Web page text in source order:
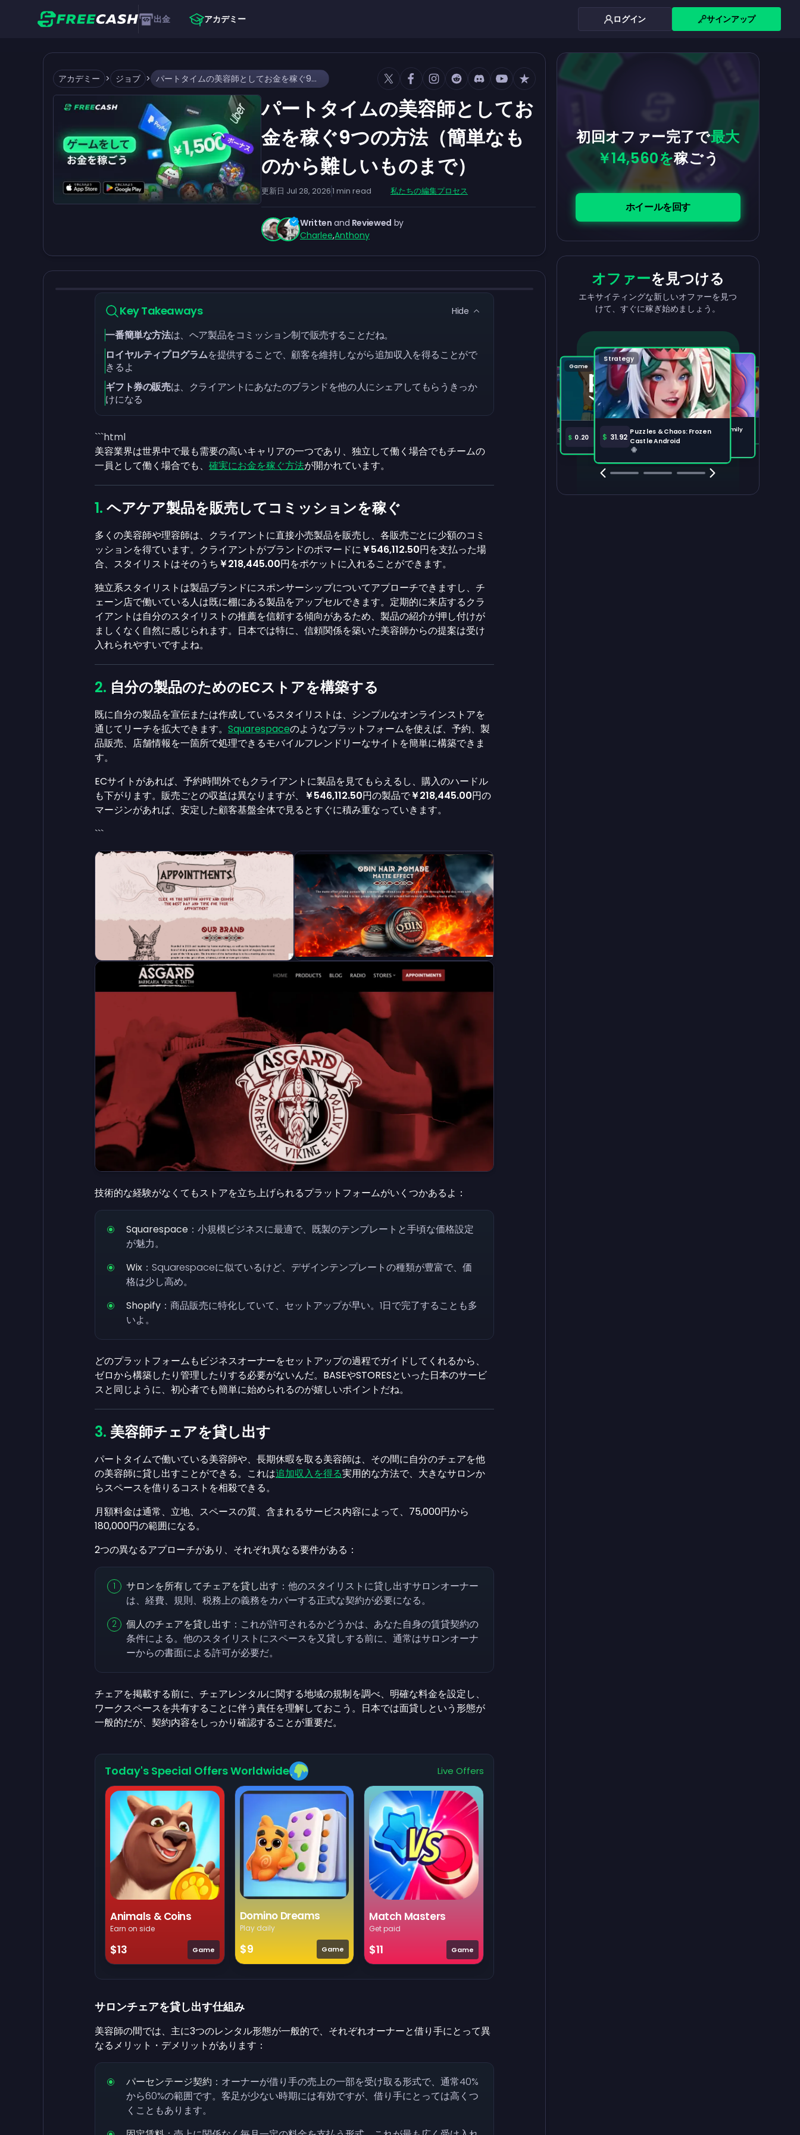
出金 アカデミー ログイン サインアップ
アカデミー > ジョブ > パートタイムの美容師としてお金を稼ぐ9つの方法（簡単なものから難しいものまで）
パートタイムの美容師としてお
金を稼ぐ9つの方法（簡単なも
のから難しいものまで）
更新日 Jul 28, 20261 min read 私たちの編集プロセス
Written and Reviewed by
Charlee,Anthony
Key Takeaways Hide
一番簡単な方法は、ヘア製品をコミッション制で販売することだね。
ロイヤルティプログラムを提供することで、顧客を維持しながら追加収入を得ることがで
きるよ
ギフト券の販売は、クライアントにあなたのブランドを他の人にシェアしてもらうきっか
けになる
```html
美容業界は世界中で最も需要の高いキャリアの一つであり、独立して働く場合でもチームの
一員として働く場合でも、 確実にお金を稼ぐ方法が開かれています。
ヘアケア製品を販売してコミッションを稼ぐ
多くの美容師や理容師は、クライアントに直接小売製品を販売し、各販売ごとに少額のコミ
ッションを得ています。クライアントがブランドのポマードに￥546,112.50円を支払った場
合、スタイリストはそのうち ￥218,445.00円をポケットに入れることができます。
独立系スタイリストは製品ブランドにスポンサーシップについてアプローチできますし、チ
ェーン店で働いている人は既に棚にある製品をアップセルできます。定期的に来店するクラ
イアントは自分のスタイリストの推薦を信頼する傾向があるため、製品の紹介が押し付けが
ましくなく自然に感じられます。日本では特に、信頼関係を築いた美容師からの提案は受け
入れられやすいですよね。
自分の製品のためのECストアを構築する
既に自分の製品を宣伝または作成しているスタイリストは、シンプルなオンラインストアを
通じてリーチを拡大できます。 Squarespaceのようなプラットフォームを使えば、予約、製
品販売、店舗情報を一箇所で処理できるモバイルフレンドリーなサイトを簡単に構築できま
す。
ECサイトがあれば、予約時間外でもクライアントに製品を見てもらえるし、購入のハードル
も下がります。販売ごとの収益は異なりますが、
￥546,112.50円の製品で￥218,445.00円の
マージンがあれば、安定した顧客基盤全体で見るとすぐに積み重なっていきます。
```
技術的な経験がなくてもストアを立ち上げられるプラットフォームがいくつかあるよ：
Squarespace ：小規模ビジネスに最適で、既製のテンプレートと手頃な価格設定
が魅力。
Wix ：Squarespaceに似ているけど、デザインテンプレートの種類が豊富で、価
格は少し高め。
Shopify ：商品販売に特化していて、セットアップが早い。1日で完了することも多
いよ。
どのプラットフォームもビジネスオーナーをセットアップの過程でガイドしてくれるから、
ゼロから構築したり管理したりする必要がないんだ。BASEやSTORESといった日本のサービ
スと同じように、初心者でも簡単に始められるのが嬉しいポイントだね。
美容師チェアを貸し出す
パートタイムで働いている美容師や、長期休暇を取る美容師は、その間に自分のチェアを他
の美容師に貸し出すことができる。これは追加収入を得る実用的な方法で、大きなサロンか
らスペースを借りるコストを相殺できる。
月額料金は通常、立地、スペースの質、含まれるサービス内容によって、75,000円から
180,000円の範囲になる。
2つの異なるアプローチがあり、それぞれ異なる要件がある：
サロンを所有してチェアを貸し出す ：他のスタイリストに貸し出すサロンオーナー
は、経費、規則、税務上の義務をカバーする正式な契約が必要になる。
個人のチェアを貸し出す ：これが許可されるかどうかは、あなた自身の賃貸契約の
条件による。他のスタイリストにスペースを又貸しする前に、通常はサロンオーナ
ーからの書面による許可が必要だ。
チェアを掲載する前に、チェアレンタルに関する地域の規制を調べ、明確な料金を設定し、
ワークスペースを共有することに伴う責任を理解しておこう。日本では面貸しという形態が
一般的だが、契約内容をしっかり確認することが重要だ。
Today's Special Offers Worldwide Live Offers
Animals & Coins
Earn on side
$13 Game
Domino Dreams
Play daily
$9 Game
Match Masters
Get paid
$11 Game
サロンチェアを貸し出す仕組み
美容師の間では、主に3つのレンタル形態が一般的で、それぞれオーナーと借り手にとって異
なるメリット・デメリットがあります：
パーセンテージ契約 ：オーナーが借り手の売上の一部を受け取る形式で、通常40%
から60%の範囲です。客足が少ない時期には有効ですが、借り手にとっては高くつ
くこともあります。
初回オファー完了で最大
￥14,560を稼ごう
ホイールを回す
$100
$5.00
$5.00
$0.10 $5.00
$5.00
$0.10
オファーを見つける
エキサイティングな新しいオファーを見つ
けて、すぐに稼ぎ始めましょう。
Tabletop
$ 36.02 Bingo Dice iOS
Puzzle
$ 30.00Merge Help: Warm Family
Android
Strategy
$ 31.92 Puzzles & Chaos: Frozen
Castle Android
Game
$ 0.20 Amazon Prime
Game
36.97
報酬を獲得
タスクを完了して、残高が増えるのを見
守りましょう。
100,000
注目のオファー すべて表示
Clash Royale
収益を 出金
収益を素早く簡単に引き出せます。